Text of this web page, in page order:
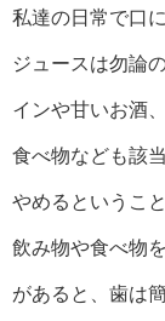
私達の日常で口
ジュースは勿論
インや甘いお酒
食べ物なども該
やめるというこ
飲み物や食べ物
があると、歯は